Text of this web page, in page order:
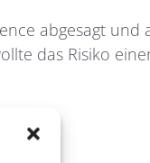
abgesagt und
das Risiko